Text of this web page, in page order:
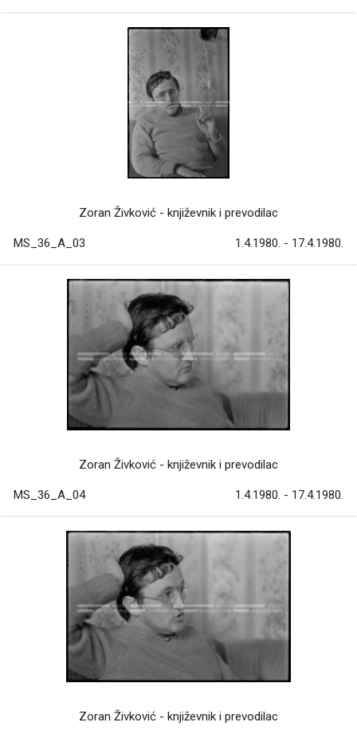
Zoran Živković - književnik i prevodilac
MS_36_A_03 1.4.1980. - 17.4.1980.
Zoran Živković - književnik i prevodilac
MS_36_A_04 1.4.1980. - 17.4.1980.
Zoran Živković - književnik i prevodilac